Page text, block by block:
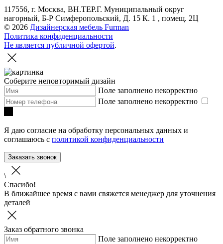
117556, г. Москва, ВН.ТЕР.Г. Муниципальный округ
нагорный, Б-Р Симферопольский, Д. 15 К. 1 , помещ. 2Ц
© 2026 Дизайнерская мебель Furman
Политика конфиденциальности
Не является публичной офертой.
Соберите неповторимый дизайн
Поле заполнено некорректно
Поле заполнено некорректно
Я даю согласие на обработку персональных данных и
соглашаюсь с политикой конфиденциальности
Заказать звонок
\
Спасибо!
В ближайшее время с вами свяжется менеджер для уточнения
деталей
Заказ обратного звонка
Поле заполнено некорректно